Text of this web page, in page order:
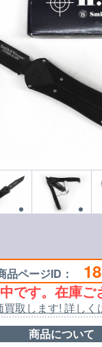
品ページID：
です。在庫ご
買取します! 詳しく
商品について